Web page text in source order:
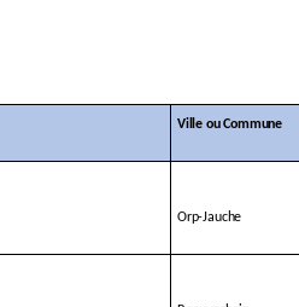
Ville ou Commune
Orp-Jauche